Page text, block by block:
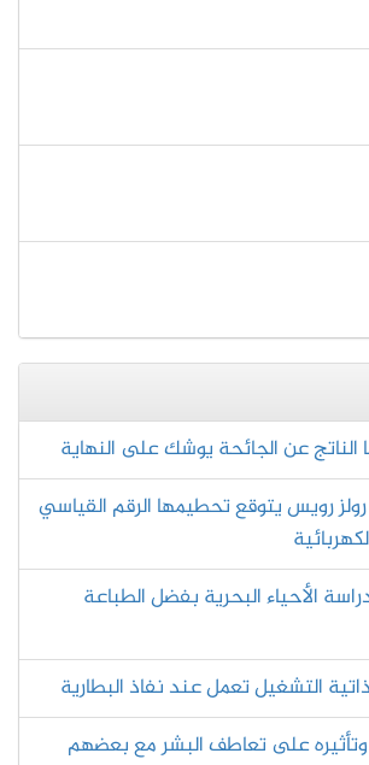
الناتج عن الجائحة يوشك على النهاية
رويس يتوقع تحطيمها الرقم القياسي
الأحياء البحرية بفضل الطباعة
التشغيل تعمل عند نفاذ البطارية
وتأثيره على تعاطف البشر مع بعضهم